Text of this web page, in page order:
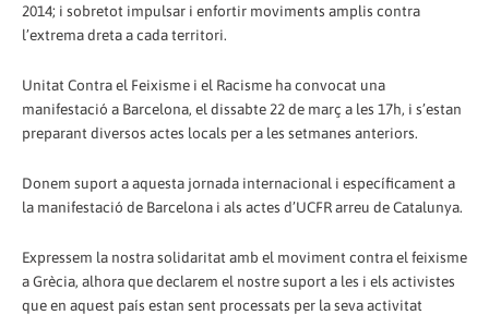
2014; i sobretot impulsar i enfortir moviments amplis contra
l’extrema dreta a cada territori.
Unitat Contra el Feixisme i el Racisme ha convocat una
manifestació a Barcelona, el dissabte 22 de març a les 17h, i s’estan
preparant diversos actes locals per a les setmanes anteriors.
Donem suport a aquesta jornada internacional i específicament a
la manifestació de Barcelona i als actes d’UCFR arreu de Catalunya.
Expressem la nostra solidaritat amb el moviment contra el feixisme
a Grècia, alhora que declarem el nostre suport a les i els activistes
que en aquest país estan sent processats per la seva activitat